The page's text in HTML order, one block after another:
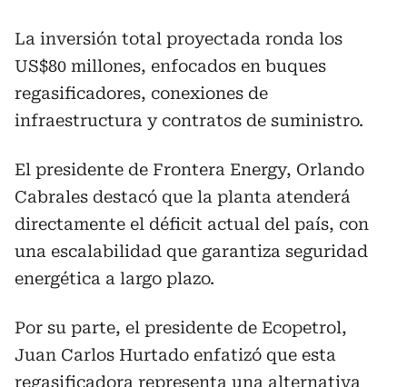
La inversión total proyectada ronda los
US$80 millones, enfocados en buques
regasificadores, conexiones de
infraestructura y contratos de suministro.
El presidente de Frontera Energy, Orlando
Cabrales destacó que la planta atenderá
directamente el déficit actual del país, con
una escalabilidad que garantiza seguridad
energética a largo plazo.
Por su parte, el presidente de Ecopetrol,
Juan Carlos Hurtado enfatizó que esta
regasificadora representa una alternativa